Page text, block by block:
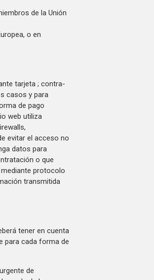
de la Unión
o en
tarjeta ; contra-
casos y para
de pago
web utiliza
evitar el acceso no
datos para
o que
protocolo
transmitida
tener en cuenta
para cada forma de
de